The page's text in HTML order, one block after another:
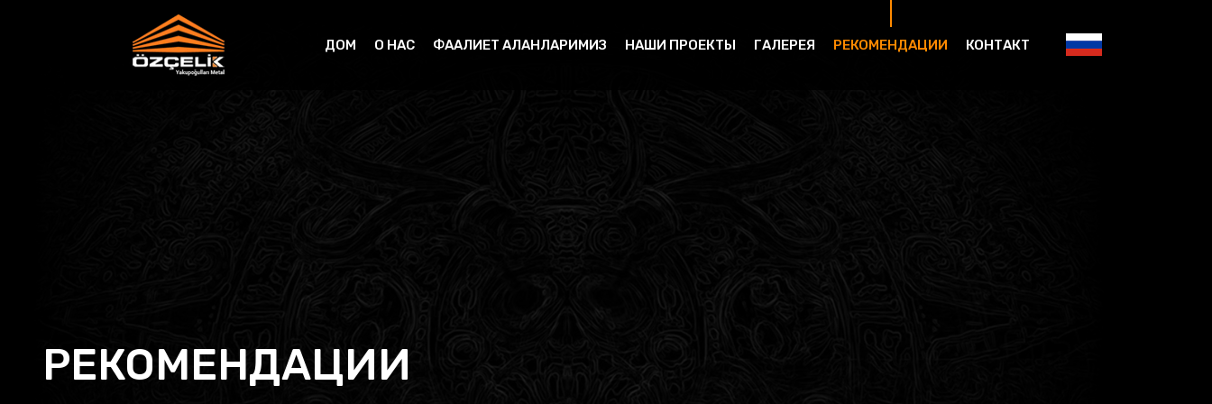
ДОМ О НАС ФААЛИЕТ АЛАНЛАРИМИЗ НАШИ ПРОЕКТЫ ГАЛЕРЕЯ РЕКОМЕНДАЦИИ КОНТАКТ
РЕКОМЕНДАЦИИ